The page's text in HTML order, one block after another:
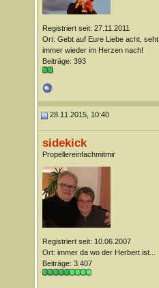
Registriert seit: 27.11.2011
Ort: Gebt auf Eure Liebe acht, seht
immer wieder im Herzen nach!
Beiträge: 393
28.11.2015, 10:40
sidekick
Propellereinfachmitmir
Registriert seit: 10.06.2007
Ort: immer da wo der Herbert ist...
Beiträge: 3.407